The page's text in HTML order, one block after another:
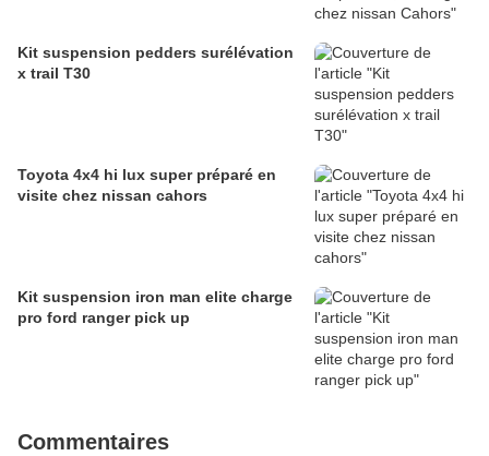
Kit suspension pedders surélévation
x trail T30
Toyota 4x4 hi lux super préparé en
visite chez nissan cahors
Kit suspension iron man elite charge
pro ford ranger pick up
Commentaires